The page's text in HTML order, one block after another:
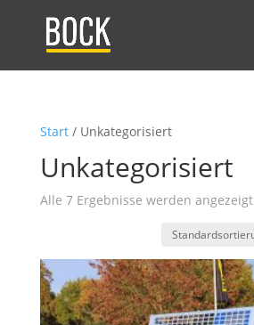
Start/ Unkategorisiert
Unkategorisiert
Alle 7 Ergebnisse werden angezeigt